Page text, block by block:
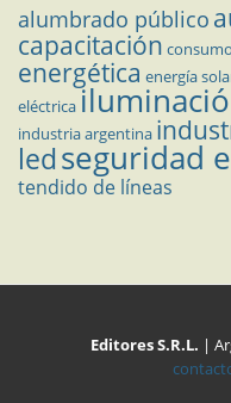
alumbrado público
capacitación
energética energía
eléctrica
industria argentina
ledseguridad
tendido de líneas
Editores S.R.L. |